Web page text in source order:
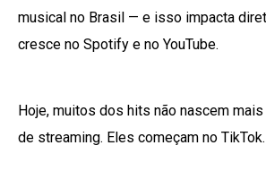
musical no Brasil — e isso impacta
cresce no Spotify e no YouTube.
Hoje, muitos dos hits não nascem
de streaming. Eles começam no TikTok.